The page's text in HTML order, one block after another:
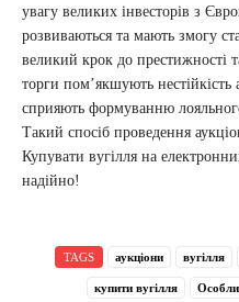
увагу великих інвесторів з
розвиваються та мають змогу
великий крок до престижності
торги пом’якшують нестійкість
сприяють формуванню
Такий спосіб проведення
Купувати вугілля на
надійно!
TAGS аукціони вугілля
купити вугілля